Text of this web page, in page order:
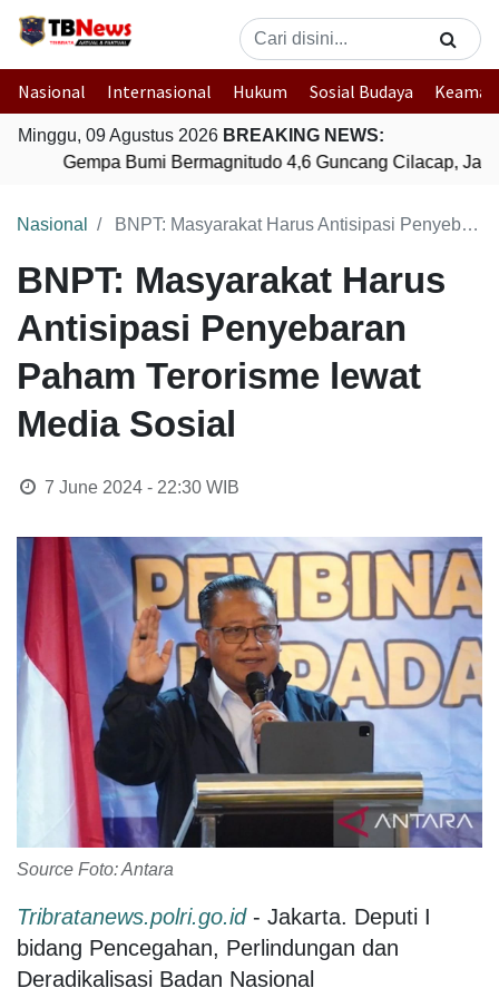
Nasional Internasional Hukum Sosial Budaya
Minggu, 09 Agustus 2026 BREAKING NEWS:
Gempa Bumi Bermagnitudo 4,6 Guncang Cilacap, Jawa
Nasional BNPT: Masyarakat Harus Antisipasi Penyebaran Paham Terorisme lewat Media Sosial
BNPT: Masyarakat Harus
Antisipasi Penyebaran
Paham Terorisme lewat
Media Sosial
7 June 2024 - 22:30WIB
Source Foto: Antara
Tribratanews.polri.go.id- Jakarta. Deputi I
bidang Pencegahan, Perlindungan dan
Deradikalisasi Badan Nasional